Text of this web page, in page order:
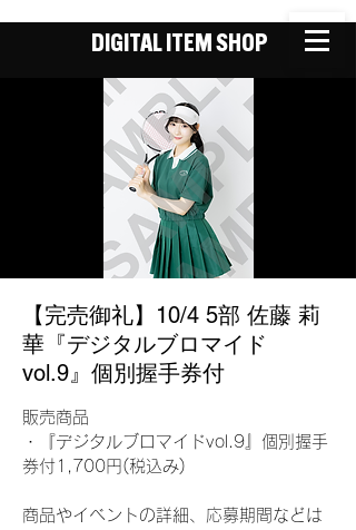
DIGITAL ITEM SHOP
【完売御礼】10/4 5部 佐藤 莉
華『デジタルブロマイド
vol.9』個別握手券付
販売商品
・『デジタルブロマイドvol.9』個別握手
券付1,700円(税込み)
商品やイベントの詳細、応募期間などは